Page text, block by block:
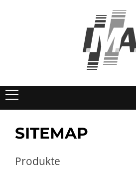
PRODUKTE
UNTERNEHMEN
SITEMAP
Produkte